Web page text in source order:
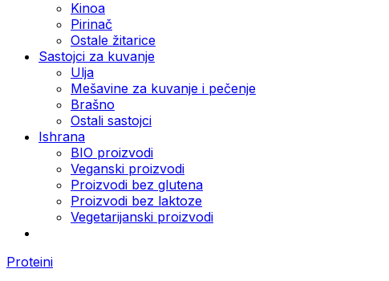
Kinoa
Pirinač
Ostale žitarice
Sastojci za kuvanje
Ulja
Mešavine za kuvanje i pečenje
Brašno
Ostali sastojci
Ishrana
BIO proizvodi
Veganski proizvodi
Proizvodi bez glutena
Proizvodi bez laktoze
Vegetarijanski proizvodi
Proteini